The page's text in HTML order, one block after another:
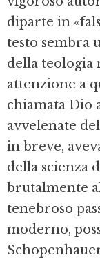
diparte in
testo sembra
della teologia
attenzione a
chiamata Dio
avvelenate
in breve,
della scienza
brutalmente
tenebroso
moderno,